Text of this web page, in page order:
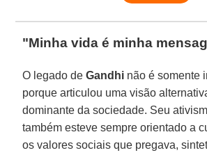
"Minha vida é minha
O legado deGandhi não é somente
porque articulou uma visão
dominante da sociedade. Seu
também esteve sempre orientado a
os valores sociais que pregava,